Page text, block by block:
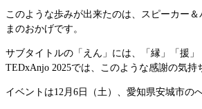
このような歩みが出来たのは、スピーカー
まのおかげです。
サブタイトルの「えん」には、「縁」「援
TEDxAnjo 2025では、このような感謝の気
イベントは12月6日（土）、愛知県安城市の